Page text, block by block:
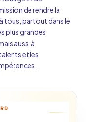
de rendre la
tous, partout dans le
plus grandes
aussi à
et les